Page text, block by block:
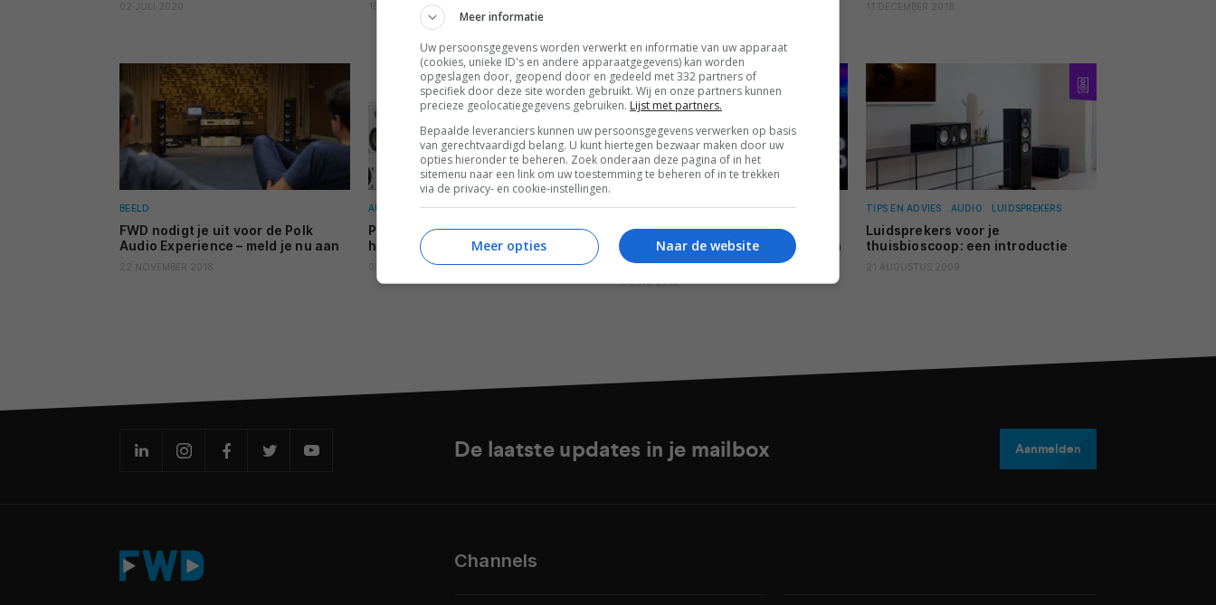
02 JULI 2020 19 MEI 2020 11 DECEMBER 2018
BEELD
FWD nodigt je uit voor de Polk
Audio Experience – meld je nu aan
22 NOVEMBER 2018
AUDIO
Polk kondigt Signature E-serie
homecinema-luidsprekers aan
03 OKTOBER 2018
AUDIO
Verslag Sound United
dealerconferentie: ieder merk zijn
plek
17 JUNI 2018
TIPS EN ADVIES AUDIO LUIDSPREKERS
Luidsprekers voor je
thuisbioscoop: een introductie
21 AUGUSTUS 2009
De laatste updates in je mailbox Aanmelden
Channels
Meer informatie
Uw persoonsgegevens worden verwerkt en informatie van uw apparaat
(cookies, unieke ID's en andere apparaatgegevens) kan worden
opgeslagen door, geopend door en gedeeld met 332 partners of
specifiek door deze site worden gebruikt. Wij en onze partners kunnen
precieze geolocatiegegevens gebruiken. Lijst met partners.
Bepaalde leveranciers kunnen uw persoonsgegevens verwerken op basis
van gerechtvaardigd belang. U kunt hiertegen bezwaar maken door uw
opties hieronder te beheren. Zoek onderaan deze pagina of in het
sitemenu naar een link om uw toestemming te beheren of in te trekken
via de privacy- en cookie-instellingen.
Naar de website
Meer opties